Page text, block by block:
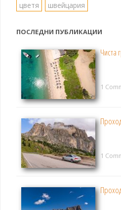
цветя
швейцария
ПОСЛЕДНИ ПУБЛИКАЦИИ
Чиста
1
1